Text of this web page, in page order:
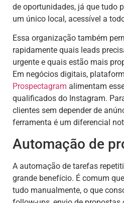
de oportunidades, já que tudo
um único local, acessível a
Essa organização também
rapidamente quais leads
urgente e quais estão mais
Em negócios digitais,
Prospectagram alimentam
qualificados do Instagram.
clientes sem depender de
ferramenta é um diferencial
Automação de
A automação de tarefas
grande benefício. É comum
tudo manualmente, o que